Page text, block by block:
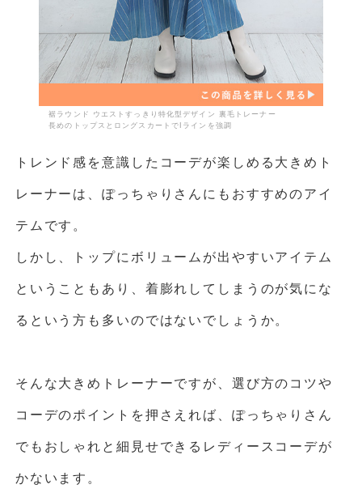
裾ラウンド ウエストすっきり特化型デザイン 裏毛トレーナー
長めのトップスとロングスカートでIラインを強調
トレンド感を意識したコーデが楽しめる大きめト
レーナーは、ぽっちゃりさんにもおすすめのアイ
テムです。
しかし、トップにボリュームが出やすいアイテム
ということもあり、着膨れしてしまうのが気にな
るという方も多いのではないでしょうか。
そんな大きめトレーナーですが、選び方のコツや
コーデのポイントを押さえれば、ぽっちゃりさん
でもおしゃれと細見せできるレディースコーデが
かないます。